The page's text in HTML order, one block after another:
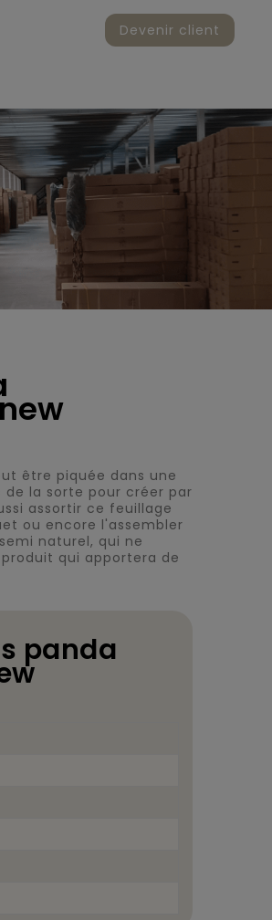
Devenir client
être piquée dans une
la sorte pour créer par
assortir ce feuillage
ou encore l'assembler
naturel, qui ne
qui apportera de
panda